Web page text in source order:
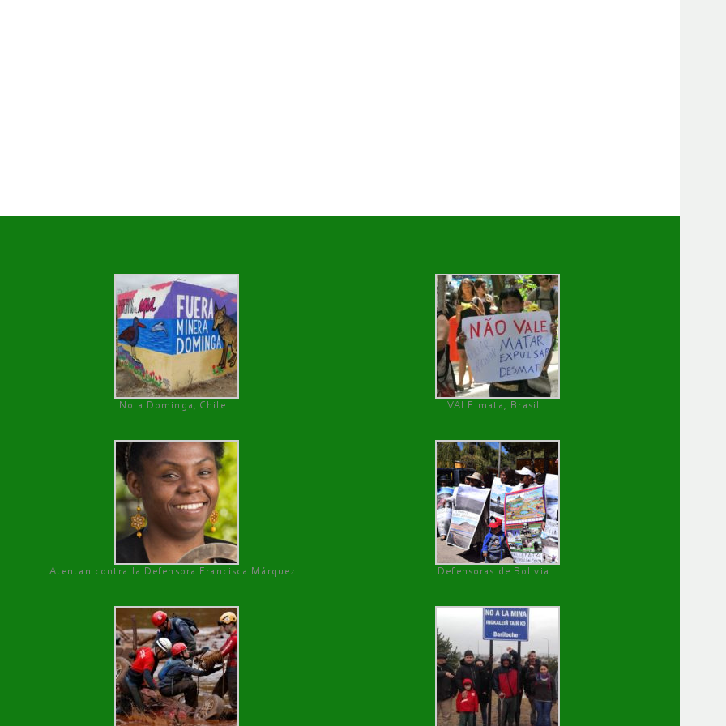
No a Dominga, Chile
VALE mata, Brasil
Atentan contra la Defensora Francisca Márquez Defensoras de Bolivia